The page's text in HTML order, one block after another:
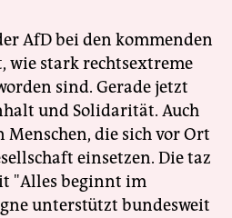
AfD bei den kommenden
wie stark rechtsextreme
sind. Gerade jetzt
und Solidarität. Auch
die sich vor Ort
einsetzen. Die taz
"Alles beginnt im
unterstützt bundesweit